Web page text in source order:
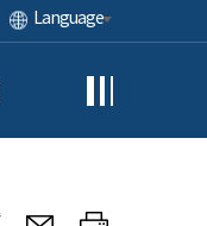
Language